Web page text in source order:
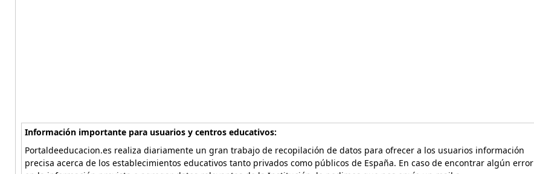
Información importante para usuarios y centros educativos:
Portaldeeducacion.es realiza diariamente un gran trabajo de recopilación de datos para ofrecer a los usuarios información
precisa acerca de los establecimientos educativos tanto privados como públicos de España. En caso de encontrar algún error